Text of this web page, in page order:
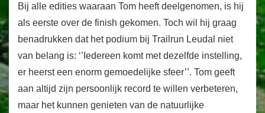
Bij alle edities waaraan Tom heeft deelgenomen, is hij
als eerste over de finish gekomen. Toch wil hij graag
benadrukken dat het podium bij Trailrun Leudal niet
van belang is: ‘’Iedereen komt met dezelfde instelling,
er heerst een enorm gemoedelijke sfeer’’. Tom geeft
aan altijd zijn persoonlijk record te willen verbeteren,
maar het kunnen genieten van de natuurlijke